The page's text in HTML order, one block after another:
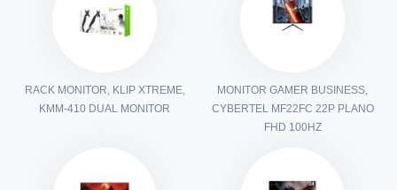
RACK MONITOR, KLIP XTREME,
KMM-410 DUAL MONITOR
MONITOR GAMER BUSINESS,
CYBERTEL MF22FC 22P PLANO
FHD 100HZ